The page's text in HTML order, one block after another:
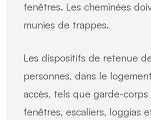
fenêtres. Les cheminées
munies de trappes.
Les dispositifs de retenue
personnes, dans le
accès, tels que garde-corps
fenêtres, escaliers, loggias